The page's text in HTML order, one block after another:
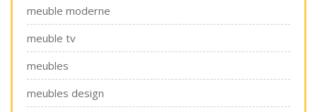
meuble moderne
meuble tv
meubles
meubles design